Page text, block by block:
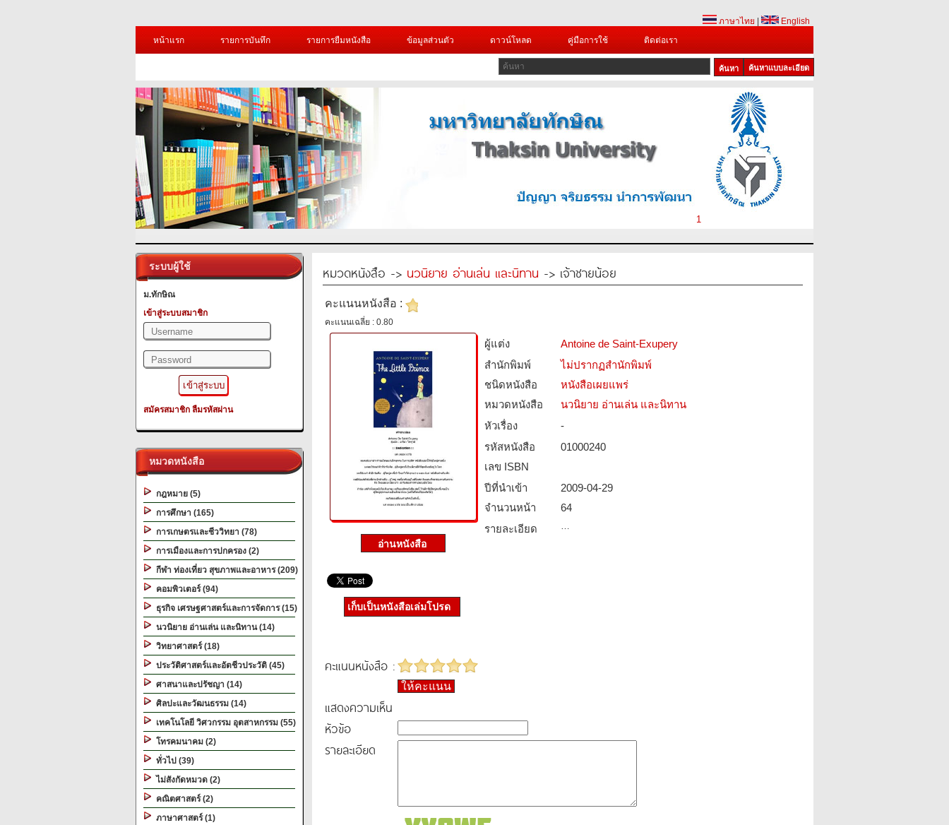
ภาษาไทย
English
หน้าแรก
รายการบันทึก รายการยืมหนังสือ ข้อมูลส่วนตัว ดาวน์โหลด คู่มือการใช้ ติดต่อเรา
ค้นหาแบบละเอียด
1
ระบบผู้ใช้
ม.ทักษิณ
เข้าสู่ระบบสมาชิก
สมัครสมาชิก ลืมรหัสผ่าน
หมวดหนังสือ
กฎหมาย (5)
การศึกษา (165)
การเกษตรและชีววิทยา (78)
การเมืองและการปกครอง (2)
กีฬา ท่องเที่ยว สุขภาพและอาหาร (209)
คอมพิวเตอร์ (94)
ธุรกิจ เศรษฐศาสตร์และการจัดการ (15)
นวนิยาย อ่านเล่น และนิทาน (14)
วิทยาศาสตร์ (18)
ประวัติศาสตร์และอัตชีวประวัติ (45)
ศาสนาและปรัชญา (14)
ศิลปะและวัฒนธรรม (14)
เทคโนโลยี วิศวกรรม อุตสาหกรรม (55)
โทรคมนาคม (2)
ทั่วไป (39)
ไม่สังกัดหมวด (2)
คณิตศาสตร์ (2)
ภาษาศาสตร์ (1)
หมวดหนังสือ -> นวนิยาย อ่านเล่น และนิทาน -> เจ้าชายน้อย
คะแนนหนังสือ :
คะแนนเฉลี่ย : 0.80
ผู้แต่ง
Antoine de Saint-Exupery
สำนักพิมพ์
ไม่ปรากฏสำนักพิมพ์
ชนิดหนังสือ­
หนังสือเผยแพร่
หมวดหนังสือ­
นวนิยาย อ่านเล่น และนิทาน
หัวเรื่อง
-
รหัสหนังสือ­
01000240
เลข ISBN
ปีที่นำเข้า
2009-04-29
จำนวนหน้า
64
รายละเอียด
…
เก็บเป็นหนังสือเล่มโปรด
คะแนนหนังสือ :
ให้คะแนน
แสดงความเห็น
หัวข้อ
รายละเอียด